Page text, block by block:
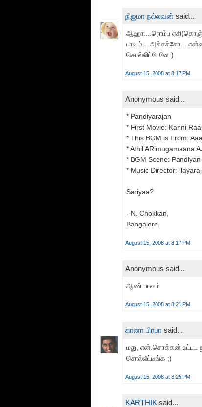
நிஜமா நல்லவன் said...
ஆஹா....ரொம்ப
பாவம்....அச்சச்சோ....என்ன
சொல்லிட்டேனே:)
August 15, 2008 at 8:17 PM
Anonymous said...
* Pandiyarajan
* First Movie: Kanni
* This BGM is From:
* Athil ARimugamaana
* BGM Scene:
* Music Director:
Sariyaa?
- N. Chokkan,
Bangalore.
August 15, 2008 at 8:17 PM
Anonymous said...
ஆண் பாவம்
August 15, 2008 at 8:21 PM
கானா பிரபா said...
மது, என்.சொக்கன் உட்பட
சொல்லீட்டீங்க ;)
August 15, 2008 at 8:25 PM
KARTHIK said...